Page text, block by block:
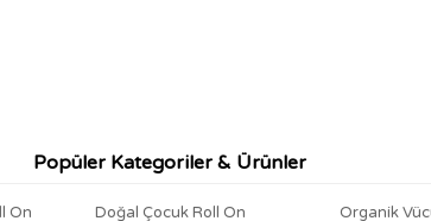
Popüler Kategoriler & Ürünler
On Doğal Çocuk Roll On Organik